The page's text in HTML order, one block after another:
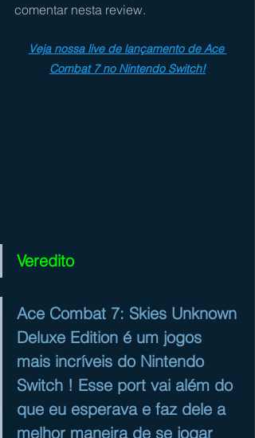
comentar nesta review.
Veja nossa live de lançamento de Ace
Combat 7 no Nintendo Switch!
Veredito
Ace Combat 7: Skies Unknown
Deluxe Edition é um jogos
mais incríveis do Nintendo
Switch ! Esse port vai além do
que eu esperava e faz dele a
melhor maneira de se jogar